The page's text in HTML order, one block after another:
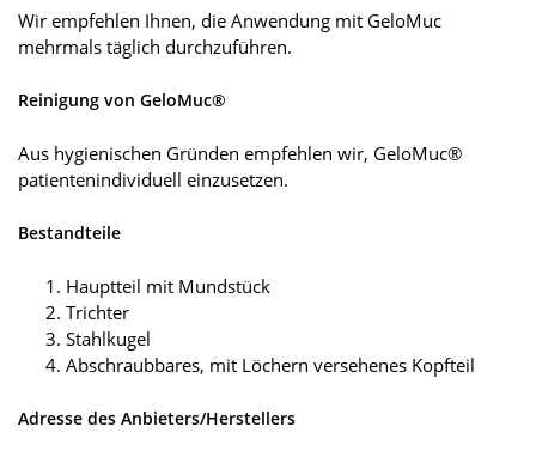
Wir empfehlen Ihnen, die Anwendung mit GeloMuc
mehrmals täglich durchzuführen.
Reinigung von GeloMuc®
Aus hygienischen Gründen empfehlen wir, GeloMuc®
patientenindividuell einzusetzen.
Bestandteile
Hauptteil mit Mundstück
Trichter
Stahlkugel
Abschraubbares, mit Löchern versehenes Kopfteil
Adresse des Anbieters/Herstellers